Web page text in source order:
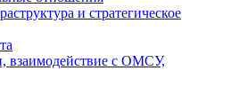
и стратегическое
взаимодействие с ОМСУ,